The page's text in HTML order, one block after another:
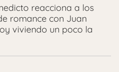
reacciona a los
romance con Juan
viviendo un poco la